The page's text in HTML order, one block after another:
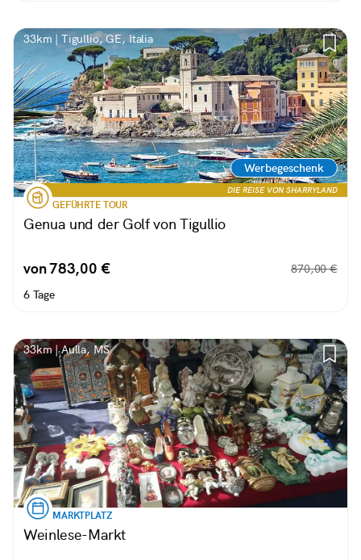
33km | Tigullio, GE, Italia
Werbegeschenk
DIE REISE VON SHARRYLAND
GEFÜHRTE TOUR
Genua und der Golf von Tigullio
von 783,00 €
870,00 €
6 Tage
33km | Aulla, MS
MARKTPLATZ
Weinlese-Markt